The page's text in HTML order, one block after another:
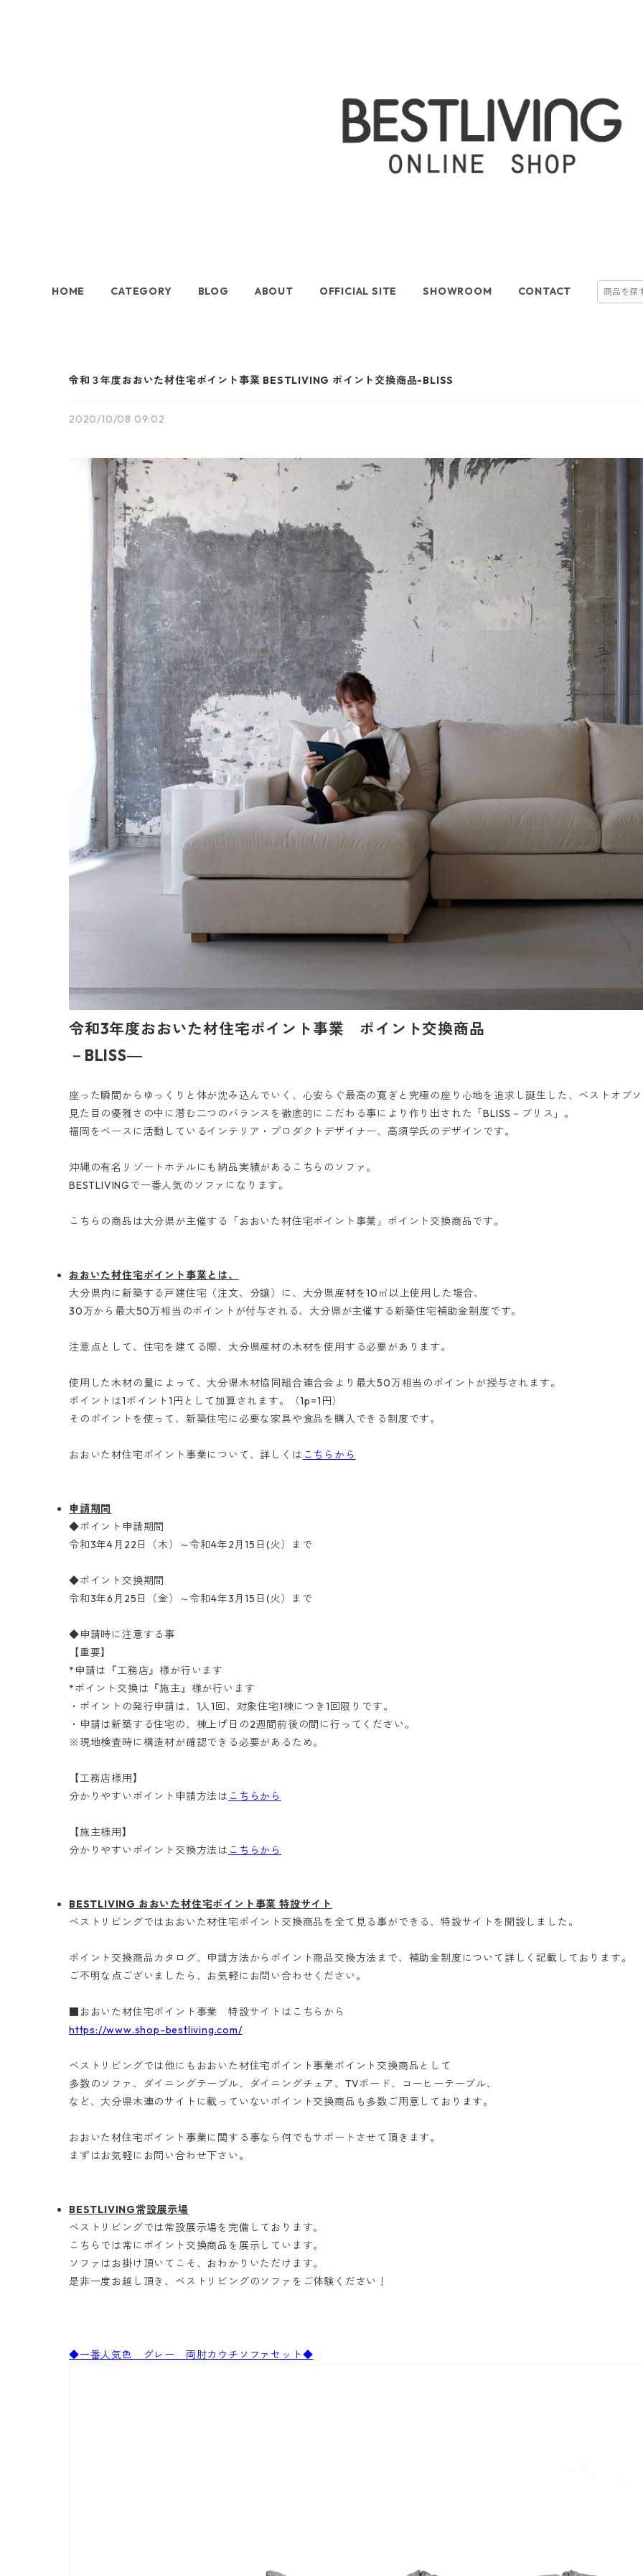
HOME CATEGORY BLOG ABOUT OFFICIAL SITE SHOWROOM CONTACT
令和３年度おおいた材住宅ポイント事業 BESTLIVING ポイント交換商品-BLISS
2020/10/08 09:02
令和3年度おおいた材住宅ポイント事業 ポイント交換商品
－BLISS―
座った瞬間からゆっくりと体が沈み込んでいく、心安らぐ最高の寛ぎと究極の座り心地を追求し誕生した、ベストオブ
見た目の優雅さの中に潜む二つのバランスを徹底的にこだわる事により作り出された「BLISS－ブリス」。
福岡をベースに活動しているインテリア・プロダクトデザイナー、高須学氏のデザインです。
沖縄の有名リゾートホテルにも納品実績があるこちらのソファ。
BESTLIVINGで一番人気のソファになります。
こちらの商品は大分県が主催する「おおいた材住宅ポイント事業」ポイント交換商品です。
おおいた材住宅ポイント事業とは、
大分県内に新築する戸建住宅（注文、分譲）に、大分県産材を10㎥以上使用した場合、
30万から最大50万相当のポイントが付与される、大分県が主催する新築住宅補助金制度です。
注意点として、住宅を建てる際、大分県産材の木材を使用する必要があります。
使用した木材の量によって、大分県木材協同組合連合会より最大50万相当のポイントが授与されます。
ポイントは1ポイント1円として加算されます。（1p=1円）
そのポイントを使って、新築住宅に必要な家具や食品を購入できる制度です。
おおいた材住宅ポイント事業について、詳しくは こちらから
申請期間
◆ポイント申請期間
​令和3年4月22日（木）～令和4年2月15日(火）まで
​◆ポイント交換期間
令和3年6月25日（金）～令和4年3月15日(火）まで
​◆申請時に注意する事
​【重要】
*申請は『工務店』様が行います
*ポイント交換は『施主』様が行います
・ポイントの発行申請は、1人1回、対象住宅1棟につき1回限りです。​
・申請は新築する住宅の、棟上げ日の2週間前後の間に行ってください。
※現地検査時に構造材が確認できる必要があるため。
【工務店様用】
分かりやすいポイント申請方法は こちらから
【施主様用】
分かりやすいポイント交換方法は こちらから
BESTLIVING おおいた材住宅ポイント事業 特設サイト
ベストリビングではおおいた材住宅ポイント交換商品を全て見る事ができる、特設サイトを開設しました。
ポイント交換商品カタログ、申請方法からポイント商品交換方法まで、補助金制度について詳しく記載しております。
ご不明な点ございましたら、お気軽にお問い合わせください。
■おおいた材住宅ポイント事業 特設サイトはこちらから
https://www.shop-bestliving.com/
ベストリビングでは他にもおおいた材住宅ポイント事業ポイント交換商品として
多数のソファ、ダイニングテーブル、ダイニングチェア、TVボード、コーヒーテーブル、
など、大分県木連のサイトに載っていないポイント交換商品も多数ご用意しております。
おおいた材住宅ポイント事業に関する事なら何でもサポートさせて頂きます。
まずはお気軽にお問い合わせ下さい。
BESTLIVING常設展示場
ベストリビングでは常設展示場を完備しております。
こちらでは常にポイント交換商品を展示しています。
ソファはお掛け頂いてこそ、おわかりいただけます。
是非一度お越し頂き、ベストリビングのソファをご体験ください！
◆一番人気色 グレー 両肘カウチソファセット◆